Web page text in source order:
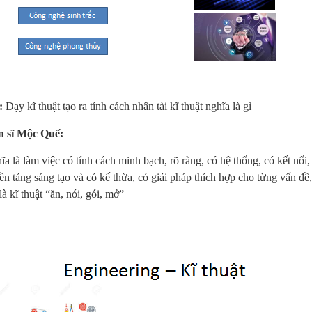
Dạy kĩ thuật tạo ra tính cách nhân tài kĩ thuật nghĩa là gì
sĩ Mộc Quế:
là làm việc có tính cách minh bạch, rõ ràng, có hệ thống, có kết nối,
tảng sáng tạo và có kế thừa, có giải pháp thích hợp cho từng vấn
kĩ thuật “ăn, nói, gói, mở”